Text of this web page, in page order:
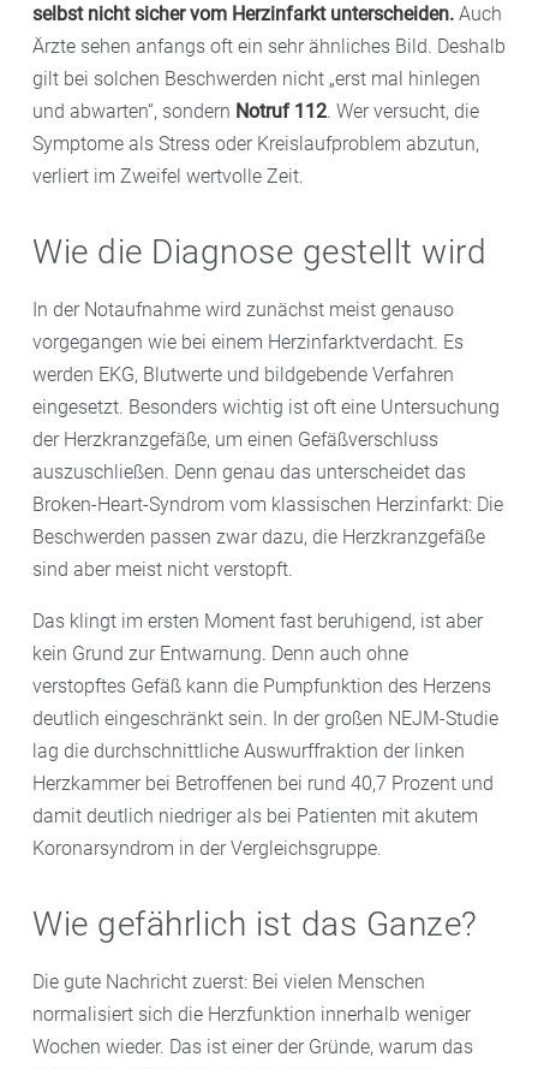
selbst nicht sicher vom Herzinfarkt unterscheiden. Auch
Ärzte sehen anfangs oft ein sehr ähnliches Bild. Deshalb
gilt bei solchen Beschwerden nicht „erst mal hinlegen
und abwarten“, sondern Notruf 112. Wer versucht, die
Symptome als Stress oder Kreislaufproblem abzutun,
verliert im Zweifel wertvolle Zeit.
Wie die Diagnose gestellt wird
In der Notaufnahme wird zunächst meist genauso
vorgegangen wie bei einem Herzinfarktverdacht. Es
werden EKG, Blutwerte und bildgebende Verfahren
eingesetzt. Besonders wichtig ist oft eine Untersuchung
der Herzkranzgefäße, um einen Gefäßverschluss
auszuschließen. Denn genau das unterscheidet das
Broken-Heart-Syndrom vom klassischen Herzinfarkt: Die
Beschwerden passen zwar dazu, die Herzkranzgefäße
sind aber meist nicht verstopft.
Das klingt im ersten Moment fast beruhigend, ist aber
kein Grund zur Entwarnung. Denn auch ohne
verstopftes Gefäß kann die Pumpfunktion des Herzens
deutlich eingeschränkt sein. In der großen NEJM-Studie
lag die durchschnittliche Auswurffraktion der linken
Herzkammer bei Betroffenen bei rund 40,7 Prozent und
damit deutlich niedriger als bei Patienten mit akutem
Koronarsyndrom in der Vergleichsgruppe.
Wie gefährlich ist das Ganze?
Die gute Nachricht zuerst: Bei vielen Menschen
normalisiert sich die Herzfunktion innerhalb weniger
Wochen wieder. Das ist einer der Gründe, warum das